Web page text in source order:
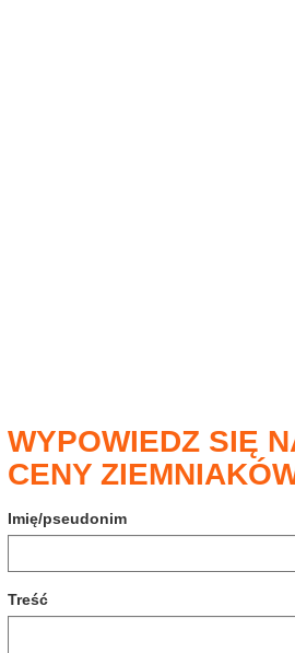
WYPOWIEDZ SIĘ
CENY
Imię/pseudonim
Treść